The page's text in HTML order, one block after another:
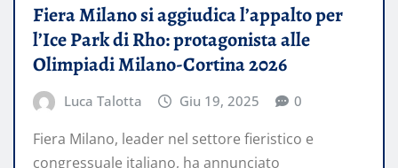
Fiera Milano si aggiudica l’appalto per
l’Ice Park di Rho: protagonista alle
Olimpiadi Milano-Cortina 2026
Luca Talotta Giu 19, 2025 0
Fiera Milano, leader nel settore fieristico e
congressuale italiano, ha annunciato